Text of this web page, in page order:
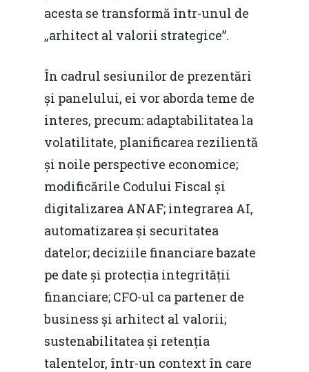
acesta se transformă într-unul de
„arhitect al valorii strategice”.
În cadrul sesiunilor de prezentări
și panelului, ei vor aborda teme de
interes, precum: adaptabilitatea la
volatilitate, planificarea rezilientă
și noile perspective economice;
modificările Codului Fiscal și
digitalizarea ANAF; integrarea AI,
automatizarea și securitatea
datelor; deciziile financiare bazate
pe date și protecția integrității
financiare; CFO-ul ca partener de
business și arhitect al valorii;
sustenabilitatea și retenția
talentelor, într-un context în care